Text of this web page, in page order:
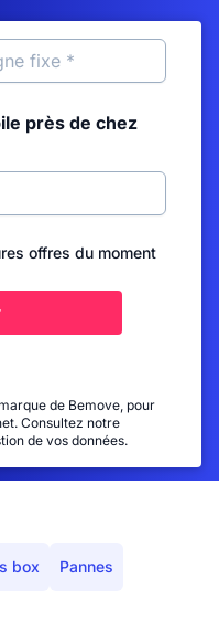
près de chez
offres du moment
de Bemove, pour
Consultez notre
de vos données.
box Pannes